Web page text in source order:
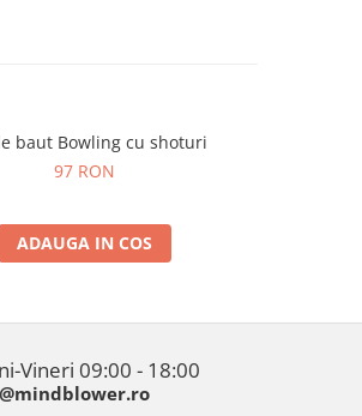
baut Bowling cu shoturi
97 RON
ADAUGA IN COS
Vineri 09:00 - 18:00